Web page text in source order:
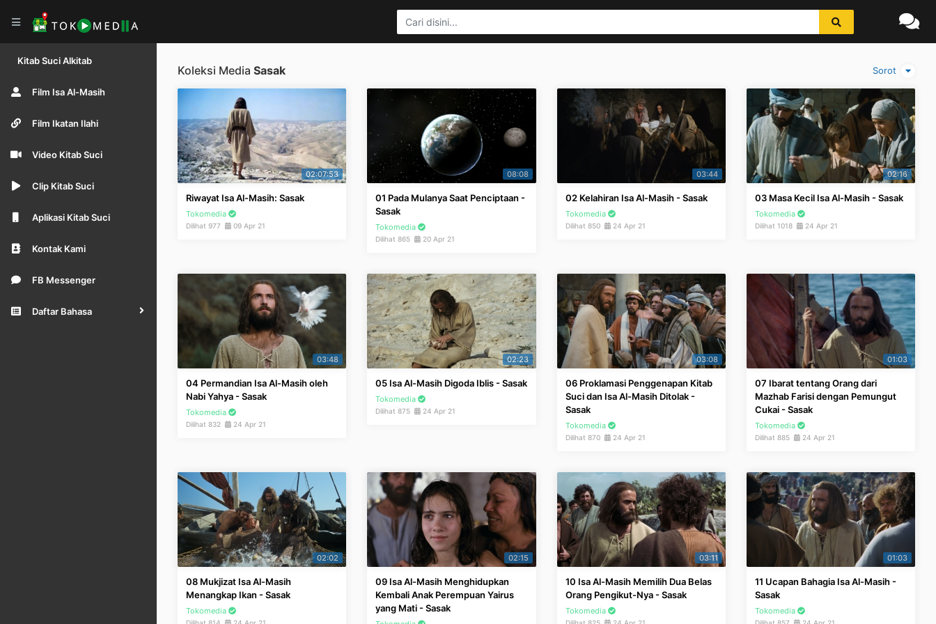
Kitab Suci Alkitab
Film Isa Al-Masih
Film Ikatan Ilahi
Video Kitab Suci
Clip Kitab Suci
Aplikasi Kitab Suci
Kontak Kami
FB Messenger
Daftar Bahasa
Sorot
Koleksi Media Sasak
02:07:53
Riwayat Isa Al-Masih: Sasak
Tokomedia
Dilihat 977 09 Apr 21
08:08
01 Pada Mulanya Saat Penciptaan -
Sasak
Tokomedia
Dilihat 865 20 Apr 21
03:44
02 Kelahiran Isa Al-Masih - Sasak
Tokomedia
Dilihat 850 24 Apr 21
02:16
03 Masa Kecil Isa Al-Masih - Sasak
Tokomedia
Dilihat 1018 24 Apr 21
03:48
04 Permandian Isa Al-Masih oleh
Nabi Yahya - Sasak
Tokomedia
Dilihat 832 24 Apr 21
02:23
05 Isa Al-Masih Digoda Iblis - Sasak
Tokomedia
Dilihat 875 24 Apr 21
03:08
06 Proklamasi Penggenapan Kitab
Suci dan Isa Al-Masih Ditolak -
Sasak
Tokomedia
Dilihat 870 24 Apr 21
01:03
07 Ibarat tentang Orang dari
Mazhab Farisi dengan Pemungut
Cukai - Sasak
Tokomedia
Dilihat 885 24 Apr 21
02:02
08 Mukjizat Isa Al-Masih
Menangkap Ikan - Sasak
Tokomedia
02:15
09 Isa Al-Masih Menghidupkan
Kembali Anak Perempuan Yairus
yang Mati - Sasak
03:11
10 Isa Al-Masih Memilih Dua Belas
Orang Pengikut-Nya - Sasak
Tokomedia
01:03
11 Ucapan Bahagia Isa Al-Masih -
Sasak
Tokomedia